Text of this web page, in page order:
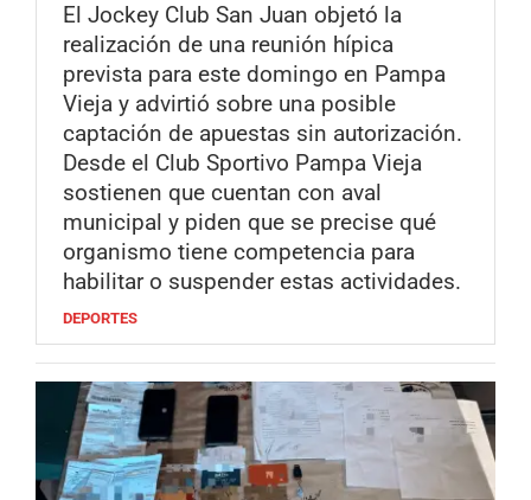
El Jockey Club San Juan objetó la
realización de una reunión hípica
prevista para este domingo en Pampa
Vieja y advirtió sobre una posible
captación de apuestas sin autorización.
Desde el Club Sportivo Pampa Vieja
sostienen que cuentan con aval
municipal y piden que se precise qué
organismo tiene competencia para
habilitar o suspender estas actividades.
DEPORTES